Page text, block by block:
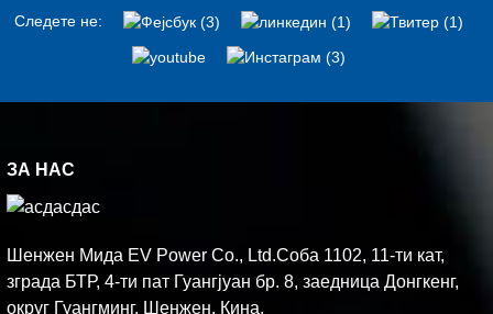
Следете не:
ЗА НАС
Шенжен Мида EV Power Co., Ltd.Соба 1102, 11-ти кат,
зграда БТР, 4-ти пат Гуангјуан бр. 8, заедница Донгкенг,
округ Гуангминг, Шенжен, Кина.